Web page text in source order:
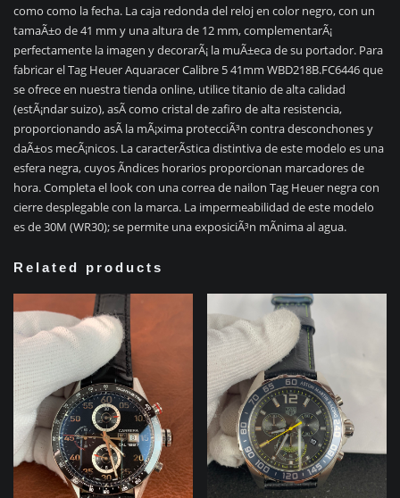
como como la fecha. La caja redonda del reloj en color negro, con un
tamaÃ±o de 41 mm y una altura de 12 mm, complementarÃ¡
perfectamente la imagen y decorarÃ¡ la muÃ±eca de su portador. Para
fabricar el Tag Heuer Aquaracer Calibre 5 41mm WBD218B.FC6446 que
se ofrece en nuestra tienda online, utilice titanio de alta calidad
(estÃ¡ndar suizo), asÃ­ como cristal de zafiro de alta resistencia,
proporcionando asÃ­ la mÃ¡xima protecciÃ³n contra desconchones y
daÃ±os mecÃ¡nicos. La caracterÃ­stica distintiva de este modelo es una
esfera negra, cuyos Ã­ndices horarios proporcionan marcadores de
hora. Completa el look con una correa de nailon Tag Heuer negra con
cierre desplegable con la marca. La impermeabilidad de este modelo
es de 30M (WR30); se permite una exposiciÃ³n mÃ­nima al agua.
Related products